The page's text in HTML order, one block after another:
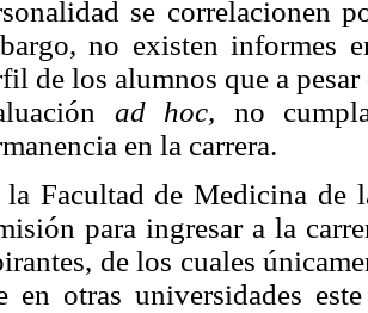
se correlacionen
no existen informes
de los alumnos que a
ad hoc, no
en la carrera.
Facultad de Medicina de
para ingresar a la
de los cuales
en otras universidades